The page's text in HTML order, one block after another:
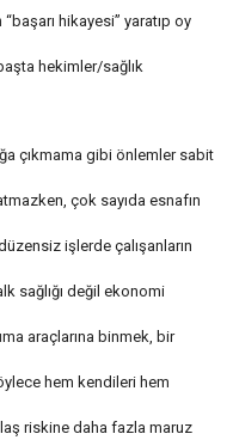
hikayesi” yaratıp oy
hekimler/sağlık
çıkmama gibi önlemler sabit
çok sayıda esnafın
işlerde çalışanların
sağlığı değil ekonomi
araçlarına binmek, bir
hem kendileri hem
riskine daha fazla maruz